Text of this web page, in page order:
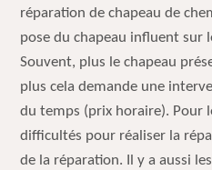
réparation de chapeau de
pose du chapeau influent sur
Souvent, plus le chapeau
plus cela demande une
du temps (prix horaire). Pour
difficultés pour réaliser la
de la réparation. Il y a aussi